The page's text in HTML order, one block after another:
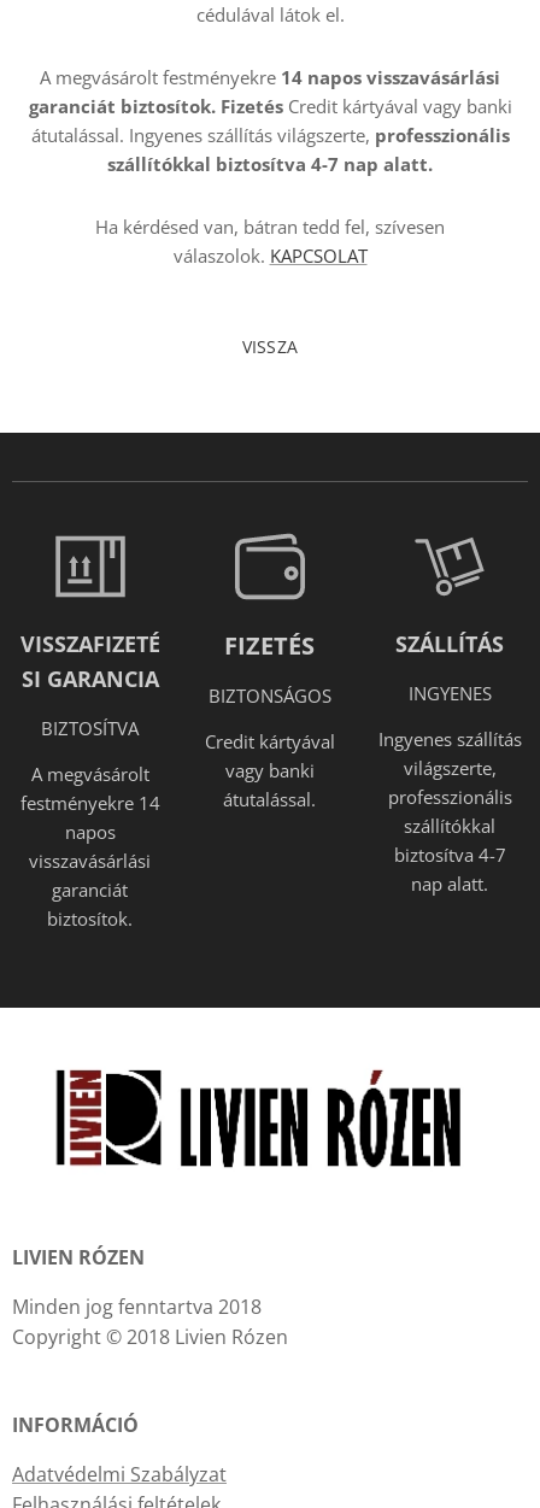
cédulával látok el.
A megvásárolt festményekre 14 napos visszavásárlási
garanciát biztosítok. Fizetés Credit kártyával vagy banki
átutalással. Ingyenes szállítás világszerte, professzionális
szállítókkal biztosítva 4-7 nap alatt.
Ha kérdésed van, bátran tedd fel, szívesen
válaszolok. KAPCSOLAT
VISSZA
VISSZAFIZETÉ
SI GARANCIA
BIZTOSÍTVA
A megvásárolt
festményekre 14
napos
visszavásárlási
garanciát
biztosítok.
FIZETÉS
BIZTONSÁGOS
Credit kártyával
vagy banki
átutalással.
SZÁLLÍTÁS
INGYENES
Ingyenes szállítás
világszerte,
professzionális
szállítókkal
biztosítva 4-7
nap alatt.
LIVIEN RÓZEN
Minden jog fenntartva 2018
Copyright © 2018 Livien Rózen
INFORMÁCIÓ
Adatvédelmi Szabályzat